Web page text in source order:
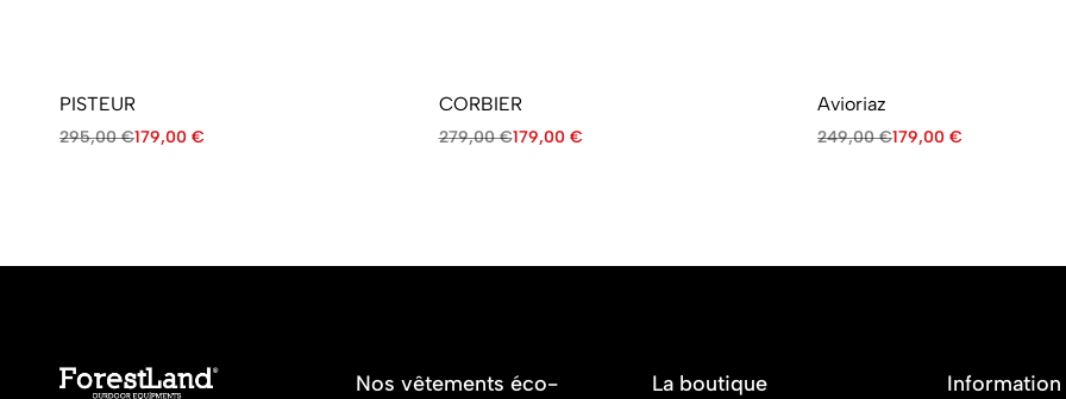
PISTEUR
295,00€179,00 €
CORBIER
279,00€179,00 €
Avioriaz
249,00€179,00 €
Nos vêtements éco-
La boutique Information